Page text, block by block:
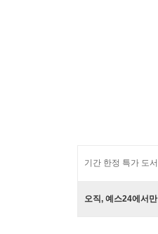
기간 한정 특가 도서
오직, 예스24에서만